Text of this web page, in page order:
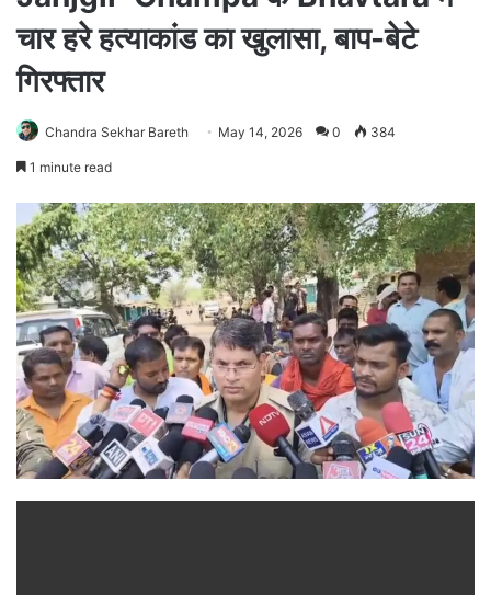
चार हरे हत्याकांड का खुलासा, बाप-बेटे
गिरफ्तार
Chandra Sekhar Bareth May 14, 2026 0 384
1 minute read